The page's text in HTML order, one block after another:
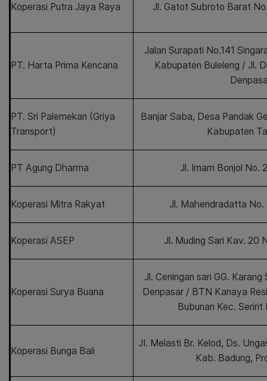
Koperasi Putra Jaya Raya Jl. Gatot Subroto Barat
PT. Harta Prima Kencana
Jalan Surapati No.141
Kabupaten Buleleng / Jl.
PT. Sri Palemekan (Griya
Transport)
Banjar Saba, Desa Pandak
Kabupaten
PT Agung Dharma Jl. Imam Bonjol No.
Koperasi Mitra Rakyat Jl. Mahendradatta No.
Koperasi ASEP Jl. Muding Sari Kav. 20
Koperasi Surya Buana
Jl. Ceningan sari GG.
Denpasar / BTN Kanaya
Bubunan Kec. Seririt
Koperasi Bunga Bali
JI. Melasti Br. Kelod, Ds.
Kab. Badung,